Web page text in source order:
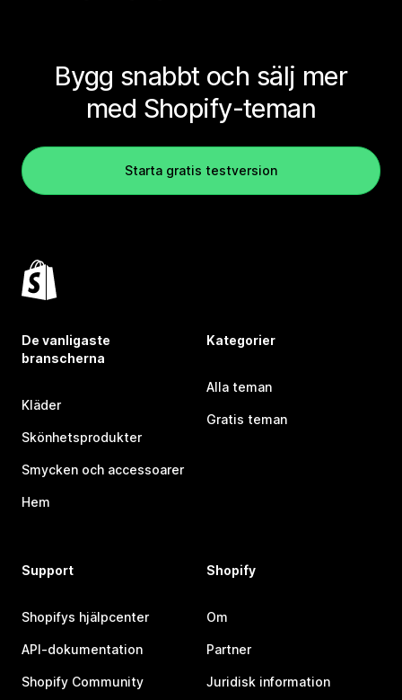
Bygg snabbt och sälj mer
med Shopify-teman
Starta gratis testversion
De vanligaste
branscherna
Kläder
Skönhetsprodukter
Smycken och accessoarer
Hem
Kategorier
Alla teman
Gratis teman
Support
Shopifys hjälpcenter
API-dokumentation
Shopify Community
Shopify
Om
Partner
Juridisk information